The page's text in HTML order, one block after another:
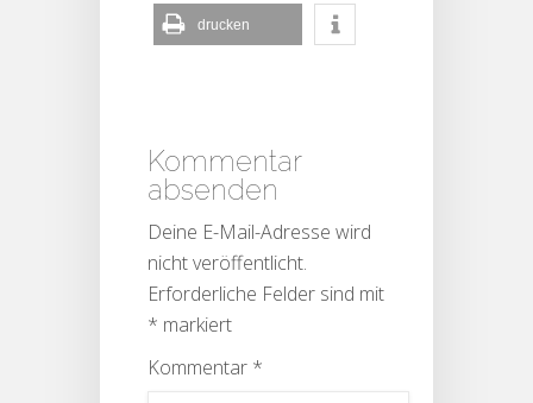
drucken
Kommentar
absenden
Deine E-Mail-Adresse wird
nicht veröffentlicht.
Erforderliche Felder sind mit
* markiert
Kommentar *